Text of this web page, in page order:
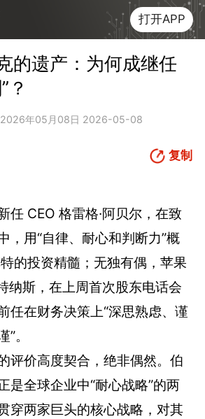
打开APP
的遗产：为何成继任
？
2026年05月08日 2026-05-08
复制
任 CEO 格雷格·阿贝尔，在致
，用“自律、耐心和判断力”概
的投资精髓；无独有偶，苹果
纳斯，在上周首次股东电话会
任在财务决策上“深思熟虑、谨
。
评价高度契合，绝非偶然。伯
是全球企业中“耐心战略”的两
穿两家巨头的核心战略，对其